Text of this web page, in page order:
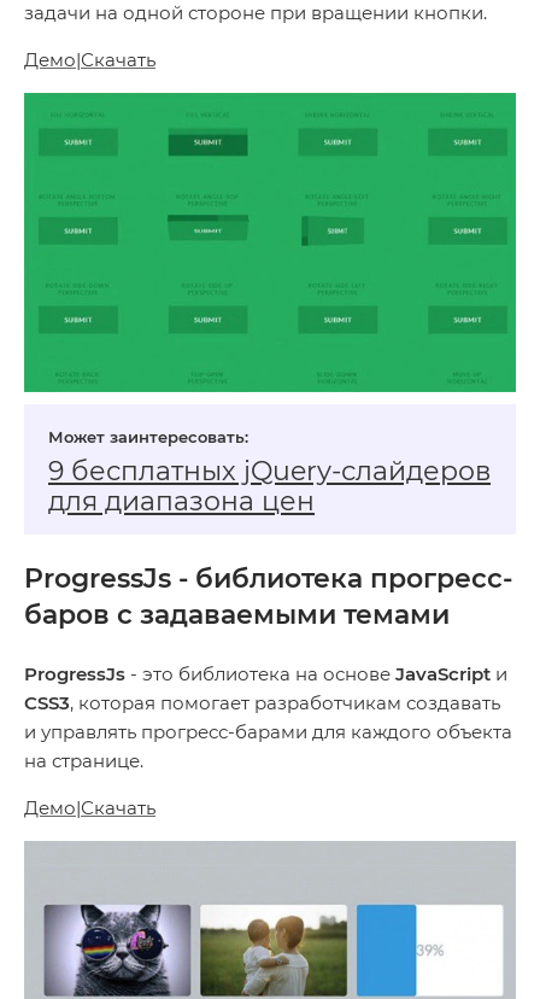
задачи на одной стороне при вращении кнопки.
Демо|Скачать
9 бесплатных jQuery-слайдеров
для диапазона цен
ProgressJs - библиотека прогресс-
баров с задаваемыми темами
ProgressJs - это библиотека на основе JavaScript и
CSS3, которая помогает разработчикам создавать
и управлять прогресс-барами для каждого объекта
на странице.
Демо|Скачать